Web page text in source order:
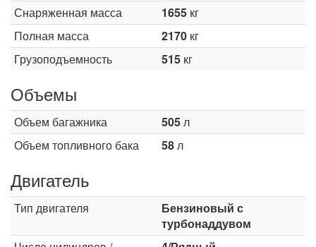
Снаряженная масса 1655 кг
Полная масса
2170 кг
Грузоподъемность
515 кг
Объемы
Объем багажника 505л
Объем топливного бака
58л
Двигатель
Тип двигателя
Бензиновый с
турбонаддувом